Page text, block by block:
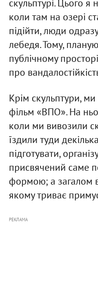
скульптурі. Цього я
коли там на озері
підійти, люди
лебедя. Тому,
публічному
про
Крім скульптури,
фільм «ВПО». На
коли ми вивозили
їздили туди
підготувати,
присвячений саме
формою; а загалом
якому триває
РЕКЛАМА